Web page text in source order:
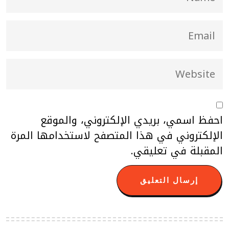
احفظ اسمي، بريدي الإلكتروني، والموقع
الإلكتروني في هذا المتصفح لاستخدامها المرة
المقبلة في تعليقي.